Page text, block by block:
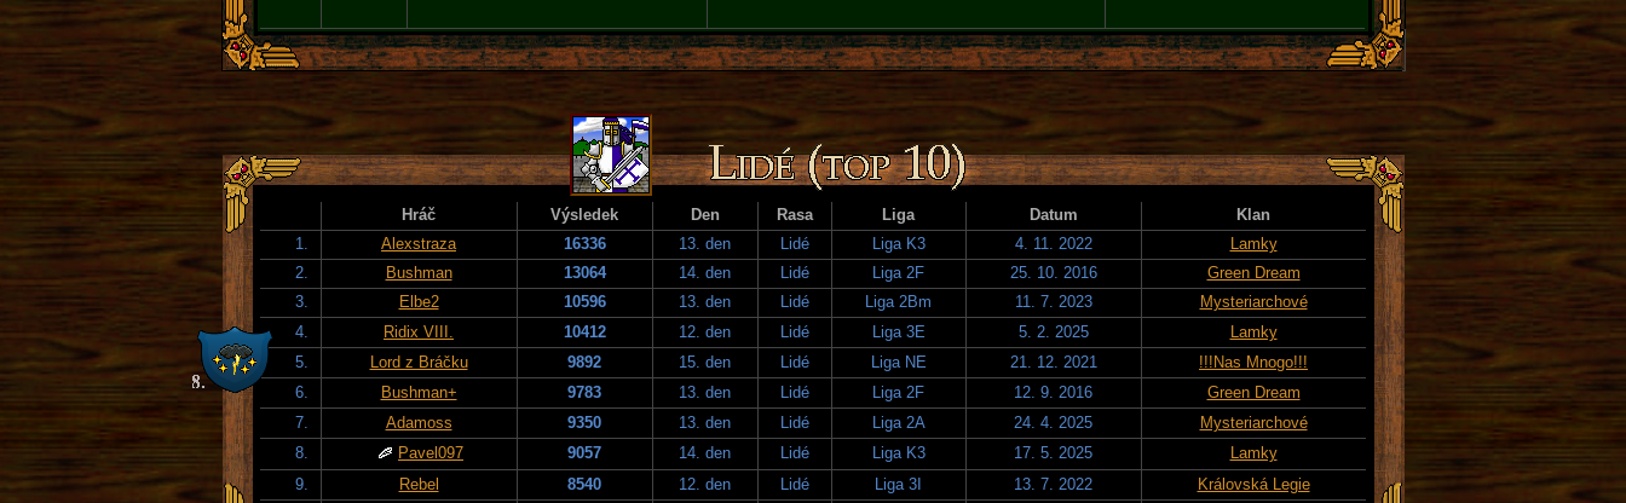
Hráč Výsledek Den Rasa Liga Datum
Klan
1.
Alexstraza 16336 13. den Lidé Liga K3 4. 11. 2022
Lamky
2.
Bushman 13064 14. den Lidé Liga 2F 25. 10. 2016
Green Dream
3.
Elbe2 10596 13. den Lidé Liga 2Bm 11. 7. 2023
Mysteriarchové
4.
Ridix VIII. 10412 12. den Lidé Liga 3E 5. 2. 2025
Lamky
5.
Lord z Bráčku 9892 15. den Lidé Liga NE 21. 12. 2021
!!!Nas Mnogo!!!
6.
Bushman+ 9783 13. den Lidé Liga 2F 12. 9. 2016
Green Dream
7.
Adamoss 9350 13. den Lidé Liga 2A 24. 4. 2025
Mysteriarchové
8.
Pavel097 9057 14. den Lidé Liga K3 17. 5. 2025
Lamky
9.
Rebel 8540 12. den Lidé Liga 3I 13. 7. 2022
Královská Legie